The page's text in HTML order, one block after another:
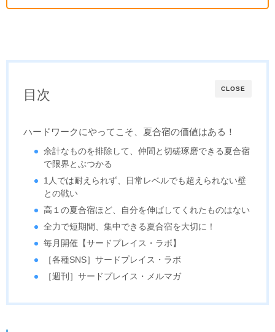
CLOSE
目次
ハードワークにやってこそ、夏合宿の価値はある！
余計なものを排除して、仲間と切磋琢磨できる夏合宿
で限界とぶつかる
1人では耐えられず、日常レベルでも超えられない壁
との戦い
高１の夏合宿ほど、自分を伸ばしてくれたものはない
全力で短期間、集中できる夏合宿を大切に！
毎月開催【サードプレイス・ラボ】
［各種SNS］サードプレイス・ラボ
［週刊］サードプレイス・メルマガ